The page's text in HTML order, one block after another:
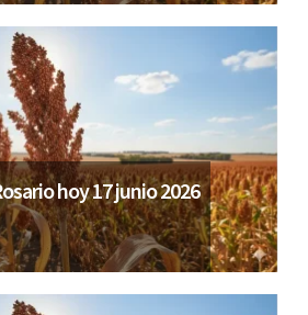
hoy 17 junio 2026